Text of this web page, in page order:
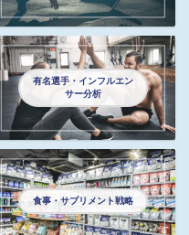
有名選手・インフルエン
サー分析
食事・サプリメント戦略